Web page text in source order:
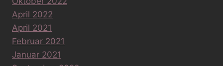
April 2022
April 2021
Februar 2021
Januar 2021